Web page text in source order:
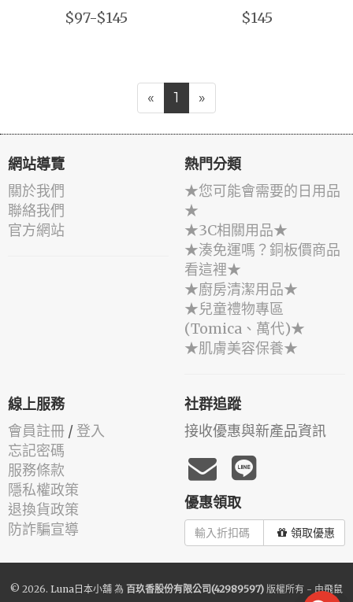
$97-$145 $145
« 1 »
網站導覽
關於我們
聯絡我們
官方網站
熱門分類
★您可能會需要的日用品
★
★3C相關用品★
★湊免運嗎？銅板價商品
看這裡★
★廚房清潔用品★
★兒童禮物專區
(Tomica、萬代)★
★肌膚美容保養★
線上服務
會員註冊 / 登入
忘記密碼
服務條款
隱私權政策
退換貨政策
防詐騙宣導
社群追蹤
接收優惠與新產品資訊
優惠領取
領取優惠
© 2026. Luna日本小舖 為 百玖香股份有限公司(42989597) 版權所有 - 由飛鼠